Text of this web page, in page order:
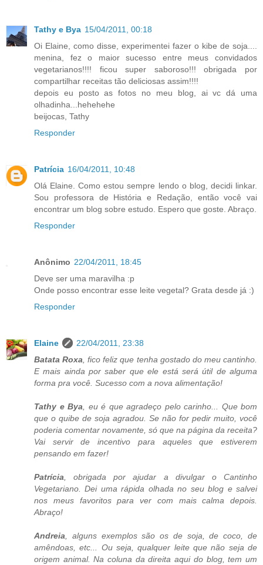
Tathy e Bya 15/04/2011, 00:18
Oi Elaine, como disse, experimentei fazer o kibe de soja....
menina, fez o maior sucesso entre meus convidados
vegetarianos!!!! ficou super saboroso!!! obrigada por
compartilhar receitas tão deliciosas assim!!!!
depois eu posto as fotos no meu blog, ai vc dá uma
olhadinha...hehehehe
beijocas, Tathy
Responder
Patrícia 16/04/2011, 10:48
Olá Elaine. Como estou sempre lendo o blog, decidi linkar.
Sou professora de História e Redação, então você vai
encontrar um blog sobre estudo. Espero que goste. Abraço.
Responder
Anônimo 22/04/2011, 18:45
Deve ser uma maravilha :p
Onde posso encontrar esse leite vegetal? Grata desde já :)
Responder
Elaine
22/04/2011, 23:38
Batata Roxa , fico feliz que tenha gostado do meu cantinho.
E mais ainda por saber que ele está será útil de alguma
forma pra você. Sucesso com a nova alimentação!
Tathy e Bya , eu é que agradeço pelo carinho... Que bom
que o quibe de soja agradou. Se não for pedir muito, você
poderia comentar novamente, só que na página da receita?
Vai servir de incentivo para aqueles que estiverem
pensando em fazer!
Patrícia , obrigada por ajudar a divulgar o Cantinho
Vegetariano. Dei uma rápida olhada no seu blog e salvei
nos meus favoritos para ver com mais calma depois.
Abraço!
Andreia , alguns exemplos são os de soja, de coco, de
amêndoas, etc... Ou seja, qualquer leite que não seja de
origem animal. Na coluna da direita aqui do blog, tem um